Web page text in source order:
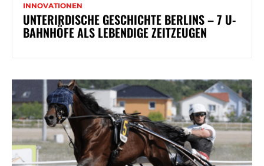
INNOVATIONEN
UNTERIRDISCHE GESCHICHTE BERLINS – 7 U-
BAHNHÖFE ALS LEBENDIGE ZEITZEUGEN